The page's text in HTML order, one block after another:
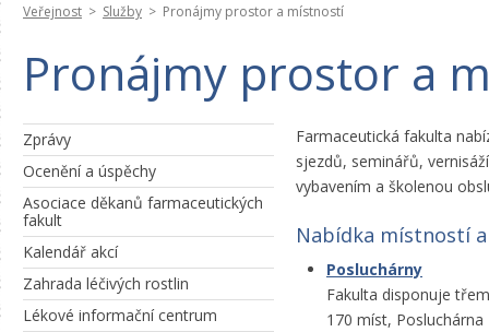
Veřejnost > Služby > Pronájmy prostor a místností
Pronájmy prostor a
Zprávy
Ocenění a úspěchy
Asociace děkanů farmaceutických
fakult
Kalendář akcí
Zahrada léčivých rostlin
Lékové informační centrum
Farmaceutická fakulta
sjezdů, seminářů,
vybavením a školenou
Nabídka místností
Posluchárny
Fakulta disponuje
170 míst,